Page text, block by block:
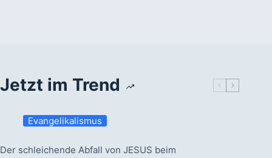
Jetzt im Trend
Evangelikalismus
Der schleichende Abfall von JESUS beim